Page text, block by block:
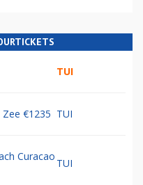
TUI
€1235 TUI
Curacao
TUI